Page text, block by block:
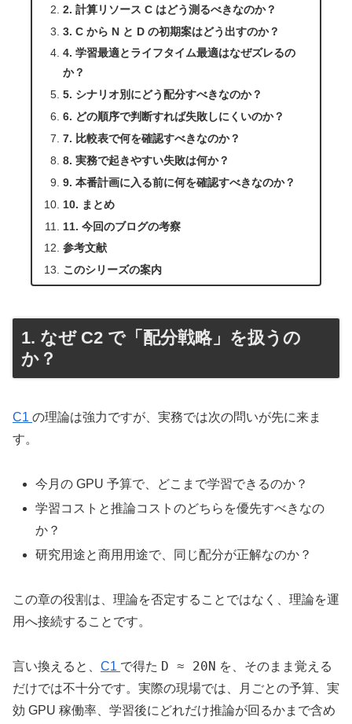
2. 計算リソース C はどう測るべきなのか？
3. C から N と D の初期案はどう出すのか？
4. 学習最適とライフタイム最適はなぜズレるの
か？
5. シナリオ別にどう配分すべきなのか？
6. どの順序で判断すれば失敗しにくいのか？
7. 比較表で何を確認すべきなのか？
8. 実務で起きやすい失敗は何か？
9. 本番計画に入る前に何を確認すべきなのか？
10. まとめ
11. 今回のブログの考察
参考文献
このシリーズの案内
1. なぜ C2 で「配分戦略」を扱うの
か？
C1 の理論は強力ですが、実務では次の問いが先に来ま
す。
今月の GPU 予算で、どこまで学習できるのか？
学習コストと推論コストのどちらを優先すべきなの
か？
研究用途と商用用途で、同じ配分が正解なのか？
この章の役割は、理論を否定することではなく、理論を運
用へ接続することです。
言い換えると、 C1 で得た D ≈ 20N を、そのまま覚える
だけでは不十分です。実際の現場では、月ごとの予算、実
効 GPU 稼働率、学習後にどれだけ推論が回るかまで含め